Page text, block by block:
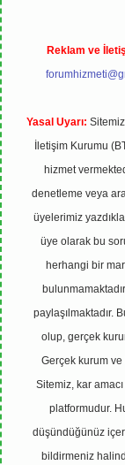
Reklam ve
Yasal Uyarı:
İletişim Kurumu
hizmet
denetleme veya
üyelerimiz
üye olarak bu
herhangi bir
paylaşılmaktadır.
olup, gerçek
Gerçek kurum
Sitemiz, kar
platformudur.
düşündüğünüz
bildirmeniz